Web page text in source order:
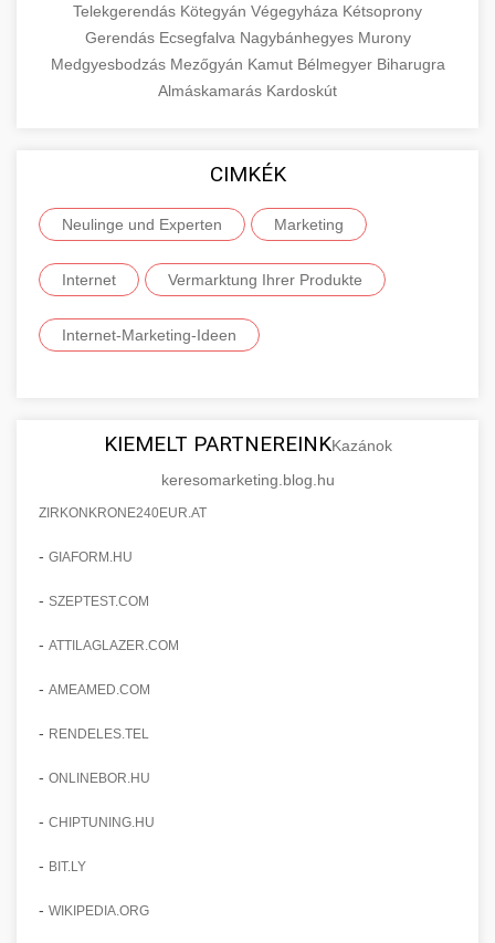
Telekgerendás Kötegyán Végegyháza Kétsoprony
Gerendás Ecsegfalva Nagybánhegyes Murony
Medgyesbodzás Mezőgyán Kamut Bélmegyer Biharugra
Almáskamarás Kardoskút
CIMKÉK
Neulinge und Experten Marketing
Internet Vermarktung Ihrer Produkte
Internet-Marketing-Ideen
KIEMELT PARTNEREINKKazánok
keresomarketing.blog.hu
ZIRKONKRONE240EUR.AT
- GIAFORM.HU
- SZEPTEST.COM
- ATTILAGLAZER.COM
- AMEAMED.COM
- RENDELES.TEL
- ONLINEBOR.HU
- CHIPTUNING.HU
- BIT.LY
- WIKIPEDIA.ORG